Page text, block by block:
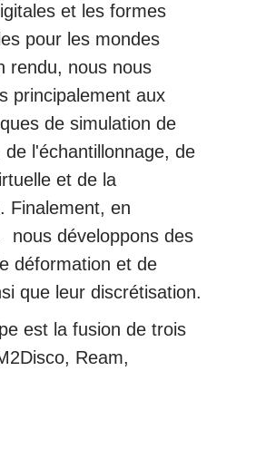
et les formes
pour les mondes
rendu, nous nous
principalement aux
de simulation de
de l'échantillonnage, de
et de la
Finalement, en
nous développons des
déformation et de
que leur discrétisation.
est la fusion de trois
Ream,